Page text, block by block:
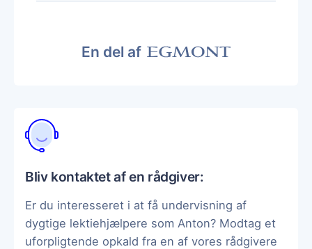
En del af
Bliv kontaktet af en rådgiver:
Er du interesseret i at få undervisning af
dygtige lektiehjælpere som Anton? Modtag et
uforpligtende opkald fra en af vores rådgivere